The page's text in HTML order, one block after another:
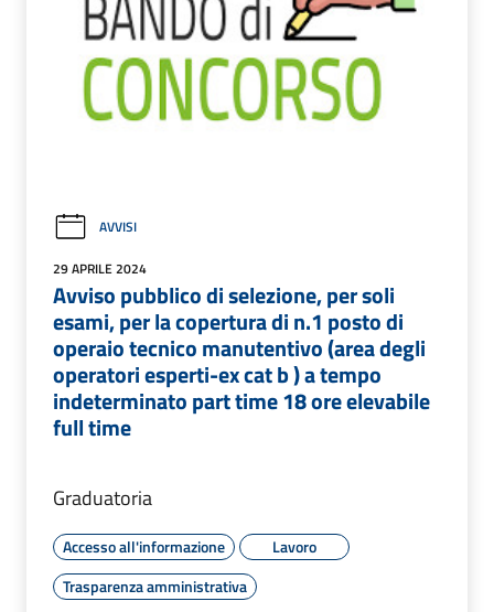
AVVISI
29 APRILE 2024
Avviso pubblico di selezione, per soli
esami, per la copertura di n.1 posto di
operaio tecnico manutentivo (area degli
operatori esperti-ex cat b ) a tempo
indeterminato part time 18 ore elevabile
full time
Graduatoria
Accesso all'informazione
Lavoro
Trasparenza amministrativa